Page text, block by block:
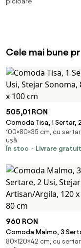
150x42x94 cm
Cele mai bune
505,01 RON
Comoda Tisa, 1 Sertar,
Stejar Sonoma, 80 x 35
cm
100×80×35 cm, cu
ușă
În stoc
Livrare
960 RON
Comoda Malmo, 3
Usi, Stejar Artisan/Argila,
80×120×42 cm, cu